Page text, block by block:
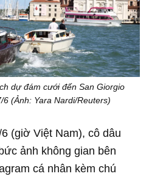
dự đám cưới đến San Giorgio
(Ảnh: Yara Nardi/Reuters)
(giờ Việt Nam), cô dâu
ảnh không gian bên
cá nhân kèm chú